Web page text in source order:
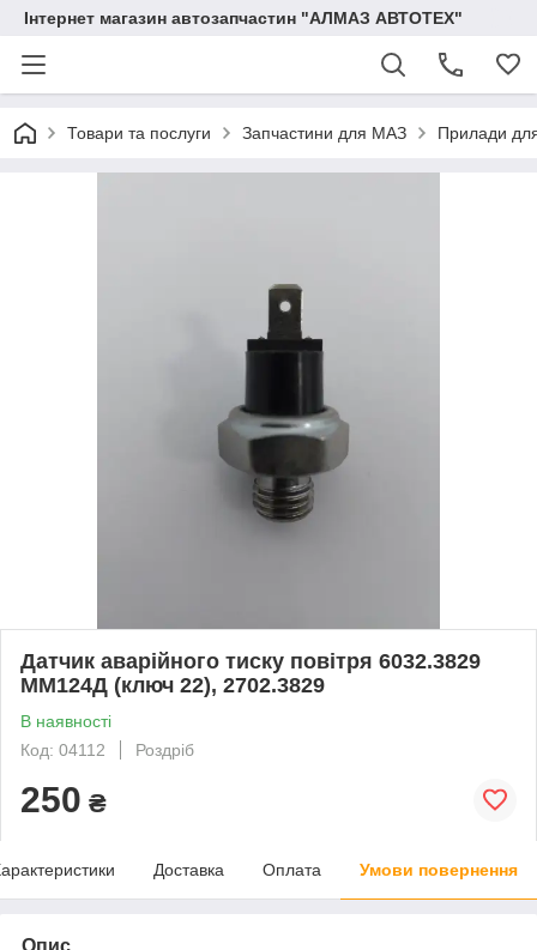
Інтернет магазин автозапчастин "АЛМАЗ АВТОТЕХ"
Товари та послуги Запчастини для МАЗ Прилади
Датчик аварійного тиску повітря 6032.3829
ММ124Д (ключ 22), 2702.3829
В наявності
Код: 04112
Роздріб
250 ₴
Доставка Оплата Умови повернення
Опис